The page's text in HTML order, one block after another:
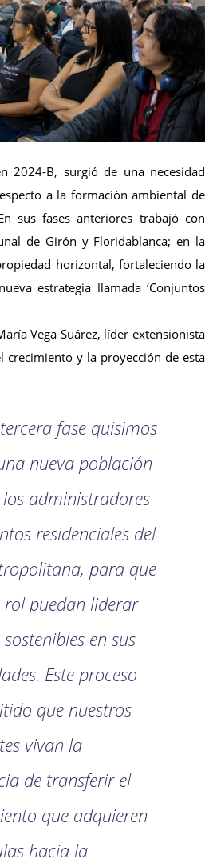
2024-B, surgió de una necesidad
a la formación ambiental de
sus fases anteriores trabajó con
de Girón y Floridablanca; en la
horizontal, fortaleciendo la
estrategia llamada ‘Conjuntos
Vega Suárez, líder extensionista
crecimiento y la proyección de esta
fase quisimos
nueva población
administradores
residenciales del
para que
rol puedan liderar
en sus
Este proceso
que nuestros
vivan la
de transferir el
que adquieren
hacia la